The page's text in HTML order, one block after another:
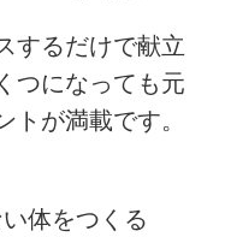
するだけで献立
つになっても元
トが満載です。
体をつくる